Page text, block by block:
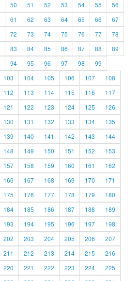
50 51 52 53 54 55
56
61 62 63 64 65 66
67
72 73 74 75 76 77
78
83 84 85 86 87 88
89
94 95 96 97 98
99
103 104 105 106 107
108
112 113 114 115 116
117
121 122 123 124 125
126
130 131 132 133 134
135
139 140 141 142 143
144
148 149 150 151 152
153
157 158 159 160 161
162
166 167 168 169 170
171
175 176 177 178 179
180
184 185 186 187 188
189
193 194 195 196 197
198
202 203 204 205 206
207
211 212 213 214 215
216
220 221 222 223 224
225